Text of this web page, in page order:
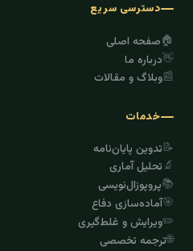
دسترسی سریع
🏠صفحه اصلی
👋درباره ما
📰وبلاگ و مقالات
خدمات
📝تدوین پایان‌نامه
🔬تحلیل آماری
📚پروپوزال‌نویسی
🎯آماده‌سازی دفاع
✏️ویرایش و غلط‌گیری
🌐ترجمه تخصصی